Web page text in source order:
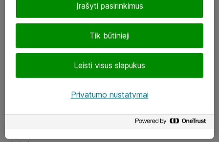
LinkedIn
Tik būtinieji
Leisti visus slapukus
Įrašyti pasirinkimus
Privatumo nustatymai